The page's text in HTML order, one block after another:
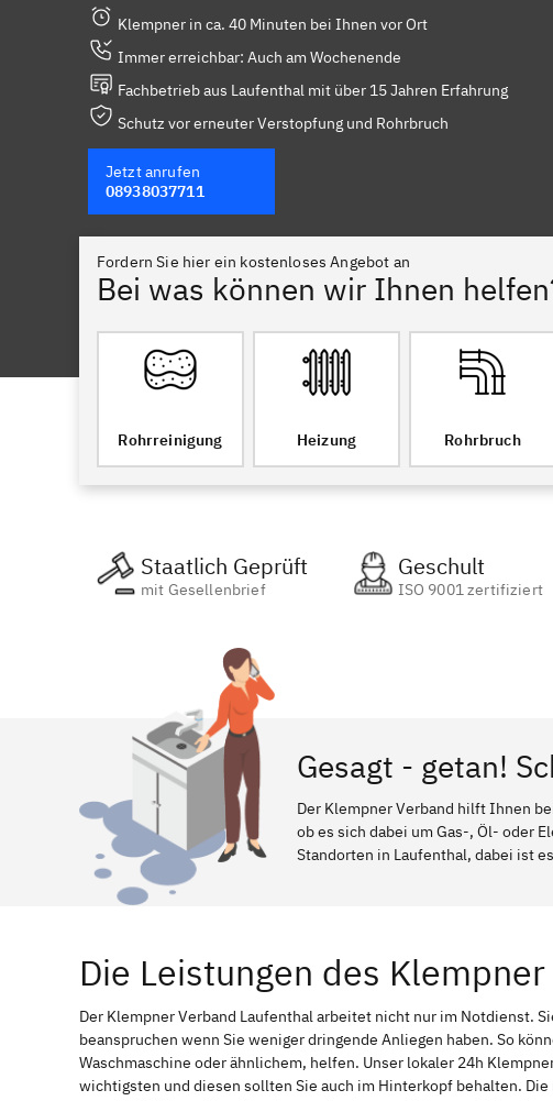
Klempner in ca. 40 Minuten bei Ihnen vor Ort
Immer erreichbar: Auch am Wochenende
Fachbetrieb aus Laufenthal mit über 15 Jahren Erfahrung
Schutz vor erneuter Verstopfung und Rohrbruch
Jetzt anrufen
08938037711
Fordern Sie hier ein kostenloses Angebot an
Bei was können wir Ihnen
Rohrreinigung Heizung Rohrbruch
Staatlich Geprüft
mit Gesellenbrief
Geschult
ISO 9001 zertifiziert
Gesagt - getan!
Der Klempner Verband hilft Ihnen
ob es sich dabei um Gas-, Öl- oder
Standorten in Laufenthal, dabei ist
Die Leistungen des
Der Klempner Verband Laufenthal arbeitet nicht nur im Notdienst.
beanspruchen wenn Sie weniger dringende Anliegen haben. So
Waschmaschine oder ähnlichem, helfen. Unser lokaler 24h
wichtigsten und diesen sollten Sie auch im Hinterkopf behalten.